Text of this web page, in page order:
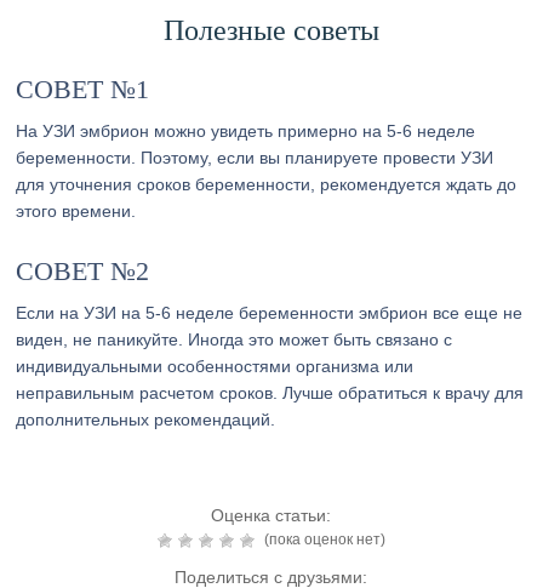
Полезные советы
СОВЕТ №1
На УЗИ эмбрион можно увидеть примерно на 5-6 неделе
беременности. Поэтому, если вы планируете провести УЗИ
для уточнения сроков беременности, рекомендуется ждать до
этого времени.
СОВЕТ №2
Если на УЗИ на 5-6 неделе беременности эмбрион все еще не
виден, не паникуйте. Иногда это может быть связано с
индивидуальными особенностями организма или
неправильным расчетом сроков. Лучше обратиться к врачу для
дополнительных рекомендаций.
Оценка статьи:
(пока оценок нет)
Поделиться с друзьями: